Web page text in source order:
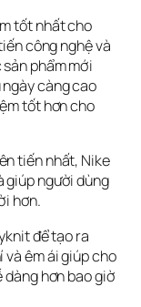
tốt nhất cho
công nghệ và
phẩm mới
càng cao
tốt hơn cho
tiến nhất, Nike
giúp người dùng
hơn.
để tạo ra
và êm ái giúp cho
dàng hơn bao giờ